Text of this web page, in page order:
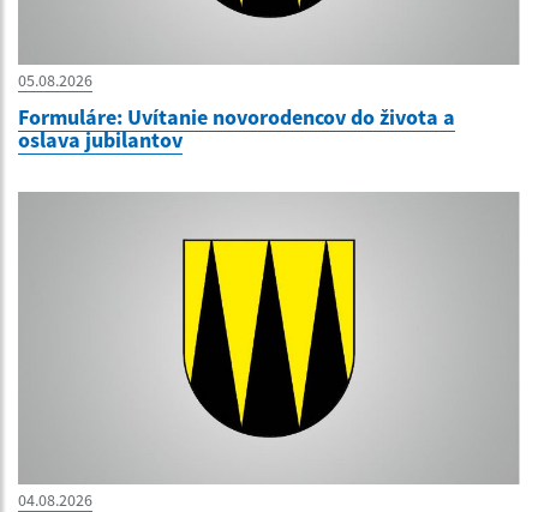
05.08.2026
Formuláre: Uvítanie novorodencov do života a
oslava jubilantov
04.08.2026